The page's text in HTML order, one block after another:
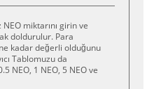
miktarını girin ve
doldurulur. Para
kadar değerli olduğunu
Tablomuzu da
NEO, 1 NEO, 5 NEO ve